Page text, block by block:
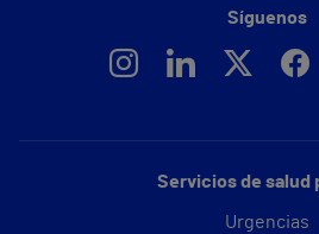
Servicios de salud
Urgencias
Síguenos